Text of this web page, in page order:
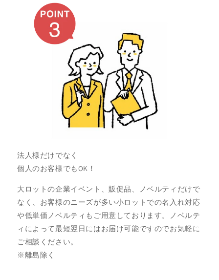
法人様だけでなく
個人のお客様でもOK！
大ロットの企業イベント、販促品、ノベルティだけで
なく、お客様のニーズが多い小ロットでの名入れ対応
や低単価ノベルティもご用意しております。ノベルテ
ィによって最短翌日にはお届け可能ですのでお気軽に
ご相談ください。
※離島除く